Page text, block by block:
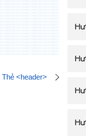
Thẻ <header>